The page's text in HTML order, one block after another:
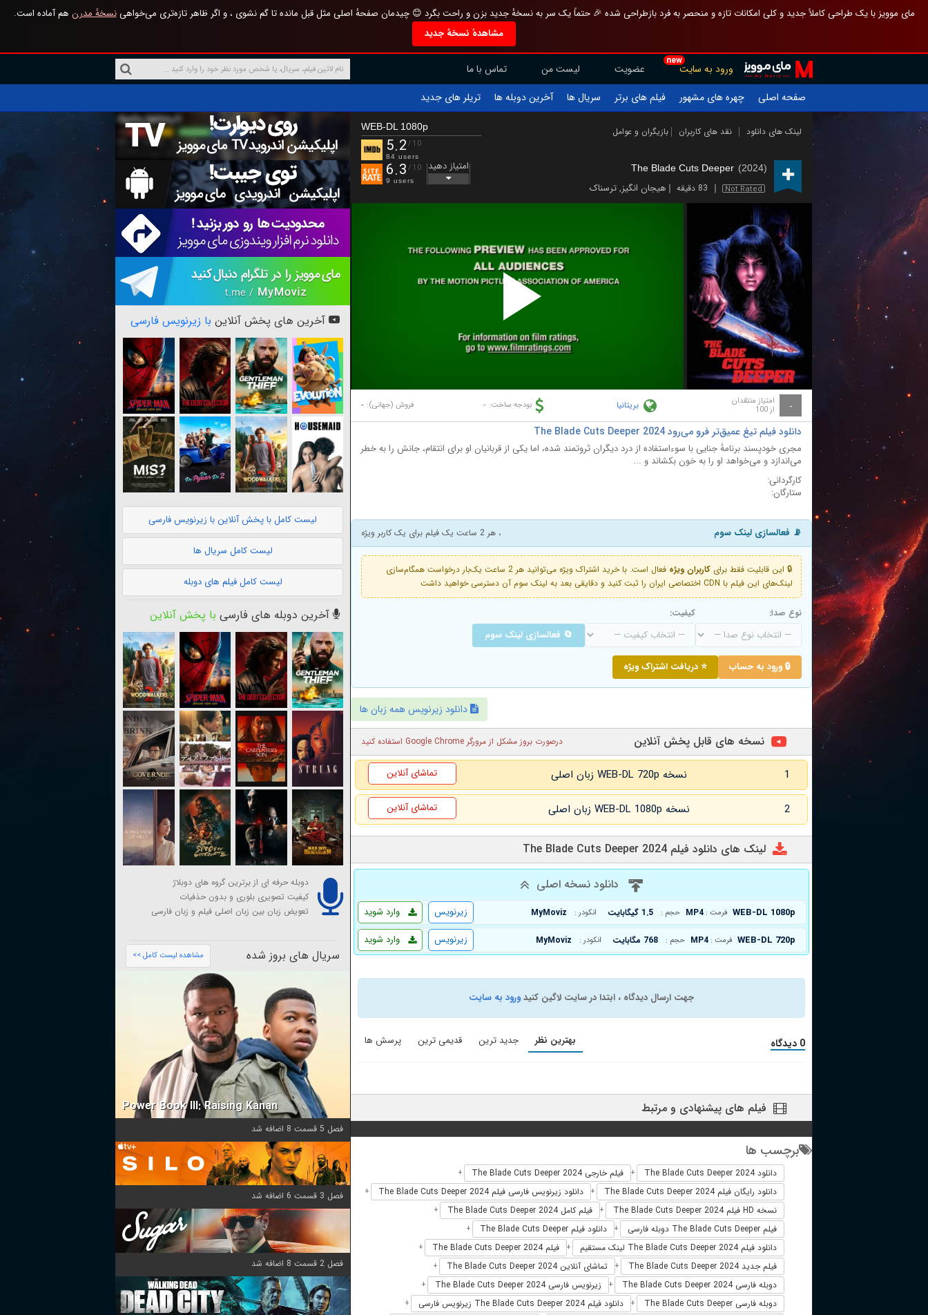
مای موویز با یک طراحی کاملاً جدید و کلی امکانات تازه و منحصر به فرد بازطراحی شده 🎉 حتماً یک سر به نسخهٔ جدید بزن و راحت بگرد 😊 چیدمان صفحهٔ اصلی مثل قبل مانده تا گم نشوی ، و اگر ظاهر تازه‌تری می‌خواهینسخهٔ مدرن هم آماده است.
مشاهدهٔ نسخهٔ جدید
new
ورود به سایت عضویت لیست من
تماس با ما
صفحه اصلی
چهره های مشهور فیلم های برتر سریال ها آخرین دوبله ها تریلر های جدید
لینک های دانلود نقد های کاربران بازیگران و عوامل
The Blade Cuts Deeper (2024)
Not Rated 83 دقیقه هیجان انگیز,ترسناک
WEB-DL 1080p
5.2 /10
84 users
6.3 /10
9 users
امتیاز دهید
Play
Video
- امتیاز منتقدان
از 100 بریتانیا بودجه ساخت: - فروش (جهانی): -
دانلود فیلم تیغ عمیق‌تر فرو می‌رود The Blade Cuts Deeper 2024
مجری خودپسند برنامهٔ جنایی با سوءاستفاده از درد دیگران ثروتمند شده، اما یکی از قربانیان او برای انتقام، جانش را به خطر
می‌اندازد و می‌خواهد او را به خون بکشاند و ...
کارگردانی:
ستارگان:
📡 فعالسازی لینک سوم ، هر 2 ساعت یک فیلم برای یک کاربر ویژه
🔒 این قابلیت فقط برای کاربران ویژه
فعال است. با خرید اشتراک ویژه می‌توانید هر 2 ساعت یک‌بار درخواست همگام‌سازی
لینک‌های این فیلم با CDN اختصاصی ایران را ثبت کنید و دقایقی بعد به لینک سوم آن دسترسی خواهید داشت
نوع صدا: کیفیت:
🔄 فعالسازی لینک سوم
🔒 ورود به حساب ⭐ دریافت اشتراک ویژه
دانلود زیرنویس همه زبان ها
نسخه های قابل پخش آنلاین درصورت بروز مشکل از مرورگر Google Chrome استفاده کنید
1 نسخه WEB-DL 720p زبان اصلی تماشای آنلاین
2 نسخه WEB-DL 1080p زبان اصلی تماشای آنلاین
لینک های دانلود فیلم The Blade Cuts Deeper 2024
دانلود نسخه اصلی
WEB-DL 1080p فرمت : MP4 حجم : 1.5 گیگابایت انکودر : MyMoviz وارد شوید
زیرنویس
WEB-DL 720p فرمت : MP4 حجم : 768 مگابایت انکودر : MyMoviz وارد شوید زیرنویس
جهت ارسال دیدگاه ، ابتدا در سایت لاگین کنیدورود به سایت
0 دیدگاه بهترین نظر جدید ترین قدیمی ترین پرسش ها
فیلم های پیشنهادی و مرتبط
برچسب ها
دانلود The Blade Cuts Deeper 2024 + فیلم خارجی The Blade Cuts Deeper 2024 +
دانلود رایگان فیلم The Blade Cuts Deeper 2024 + دانلود زیرنویس فارسی فیلم The Blade Cuts Deeper 2024 +
نسخه HD فیلم The Blade Cuts Deeper 2024 + فیلم کامل The Blade Cuts Deeper 2024 +
فیلم The Blade Cuts Deeper دوبله فارسی + دانلود فیلم The Blade Cuts Deeper +
دانلود فیلم The Blade Cuts Deeper 2024 لینک مستقیم + فیلم The Blade Cuts Deeper 2024 +
فیلم جدید The Blade Cuts Deeper 2024 + تماشای آنلاین The Blade Cuts Deeper 2024 +
دوبله فارسی The Blade Cuts Deeper 2024 + زیرنویس فارسی The Blade Cuts Deeper 2024 +
دوبله فارسی The Blade Cuts Deeper + دانلود فیلم The Blade Cuts Deeper 2024 زیرنویس فارسی +
آخرین های پخش آنلاین با زیرنویس فارسی
لیست کامل با پخش آنلاین با زیرنویس فارسی
لیست کامل سریال ها
لیست کامل فیلم های دوبله
آخرین دوبله های فارسی با پخش آنلاین
دوبله حرفه ای از برترین گروه های دوبلاژ
کیفیت تصویری بلوری و بدون حذفیات
تعویض زبان بین زبان اصلی فیلم و زبان فارسی
سریال های بروز شده مشاهده لیست کامل >>
Power Book III: Raising Kanan
فصل 5 قسمت 8 اضافه شد
فصل 3 قسمت 6 اضافه شد
فصل 2 قسمت 8 اضافه شد